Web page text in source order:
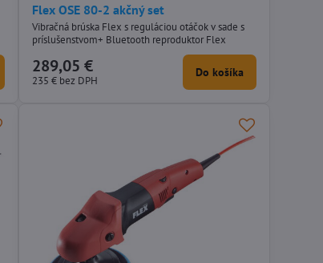
Flex OSE 80-2 akčný set
Vibračná brúska Flex s reguláciou otáčok v sade s
príslušenstvom+ Bluetooth reproduktor Flex
289,05 €
235 € bez DPH
Do košíka